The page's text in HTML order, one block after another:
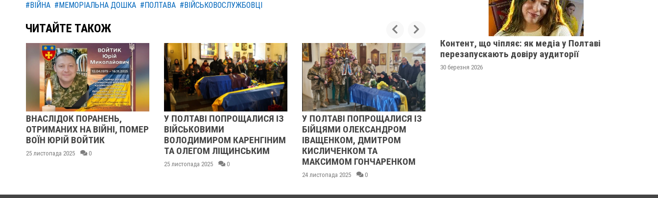
#ВІЙНА #МЕМОРІАЛЬНА ДОШКА #ПОЛТАВА #ВІЙСЬКОВОСЛУЖБОВЦІ
ЧИТАЙТЕ ТАКОЖ
ВНАСЛІДОК ПОРАНЕНЬ,
ОТРИМАНИХ НА ВІЙНІ, ПОМЕР
ВОЇН ЮРІЙ ВОЙТИК
25 листопада 2025 0
У ПОЛТАВІ ПОПРОЩАЛИСЯ ІЗ
ВІЙСЬКОВИМИ
ВОЛОДИМИРОМ КАРЕНГІНИМ
ТА ОЛЕГОМ ЛІЩИНСЬКИМ
25 листопада 2025 0
У ПОЛТАВІ ПОПРОЩАЛИСЯ ІЗ
БІЙЦЯМИ ОЛЕКСАНДРОМ
ІВАЩЕНКОМ, ДМИТРОМ
КИСЛИЧЕНКОМ ТА
МАКСИМОМ ГОНЧАРЕНКОМ
24 листопада 2025 0
Контент, що чіпляє: як медіа у Полтаві
перезапускають довіру аудиторії
30 березня 2026